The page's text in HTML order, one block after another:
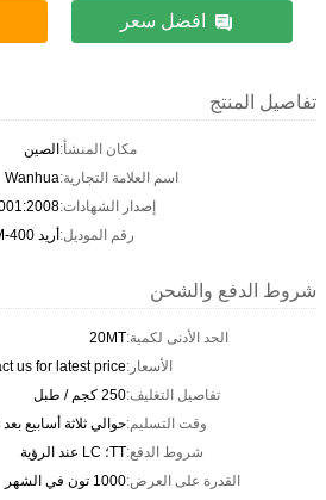
افضل سعر
تفاصيل المنتج
مكان المنشأ:الصين
اسم العلامة التجارية:Wanhua
إصدار الشهادات:
رقم الموديل:أريد PM-400
شروط الدفع والشحن
الحد الأدنى لكمية:20MT
الأسعار:us for latest price
تفاصيل التغليف:250 كجم / طبل
وقت التسليم:حوالي ثلاثة أسابيع
شروط الدفع:TT؛ LC عند الرؤية
القدرة على العرض:1000 تون في الشهر